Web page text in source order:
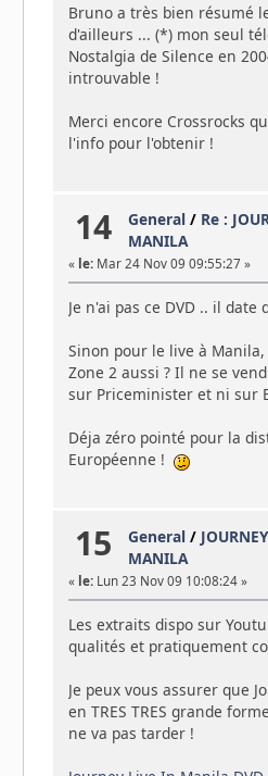
Bruno a très bien résumé
d'ailleurs ... (*) mon seul
Nostalgia de Silence en
introuvable !
Merci encore Crossrocks
l'info pour l'obtenir !
14 General / Re :
MANILA
« le:Mar 24 Nov 09 09:55:27 »
Je n'ai pas ce DVD .. il date
Sinon pour le live à
Zone 2 aussi ? Il ne se
sur Priceminister et ni sur
Déja zéro pointé pour la
Européenne !
15 General /
MANILA
« le:Lun 23 Nov 09 10:08:24 »
Les extraits dispo sur
qualités et pratiquement
Je peux vous assurer que
en TRES TRES grande
ne va pas tarder !